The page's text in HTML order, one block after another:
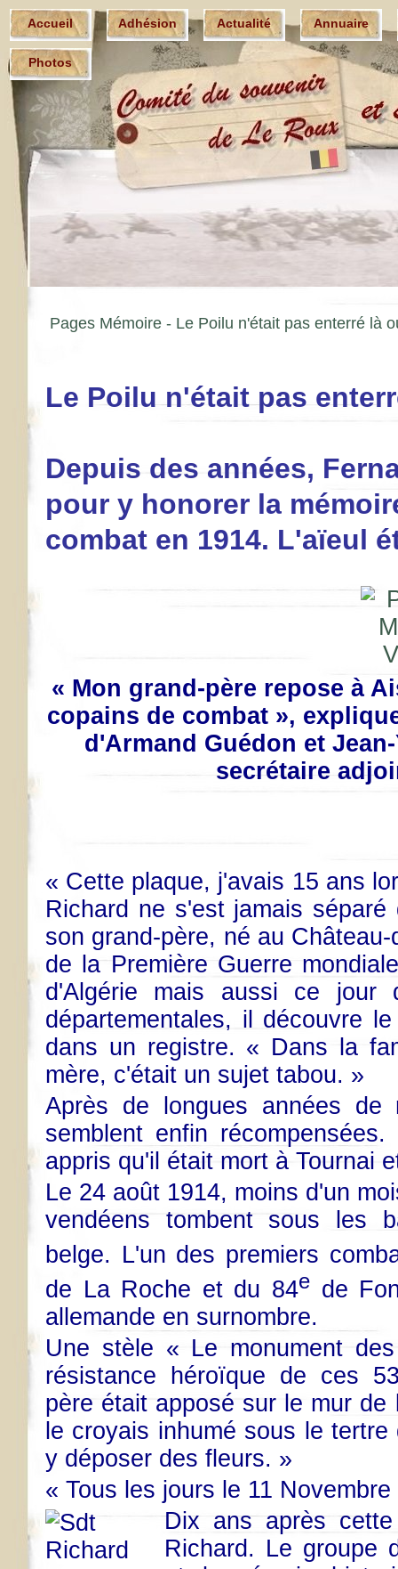
Accueil Adhésion Actualité Annuaire
Photos
Pages Mémoire - Le Poilu n'était pas enterré là
Le Poilu n'était pas
Depuis des années,
pour y honorer la
combat en 1914. L'aïeul
« Mon grand-père repose à
copains de combat »,
d'Armand Guédon et
secrétaire
« Cette plaque, j'avais 15 ans
Richard ne s'est jamais
son grand-père, né au
de la Première Guerre
d'Algérie mais aussi ce jour
départementales, il découvre
dans un registre. « Dans la
mère, c'était un sujet tabou. »
Après de longues années
semblent enfin
appris qu'il était mort à Tournai
Le 24 août 1914, moins d'un
vendéens tombent sous les
belge. L'un des premiers
de La Roche et du 84e de
allemande en surnombre.
Une stèle « Le monument
résistance héroïque de ces
père était apposé sur le mur
le croyais inhumé sous le
y déposer des fleurs. »
« Tous les jours le 11 Novembre
Dix ans après
Richard. Le groupe